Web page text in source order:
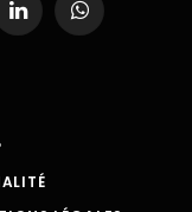
LinkedInWhatsApp